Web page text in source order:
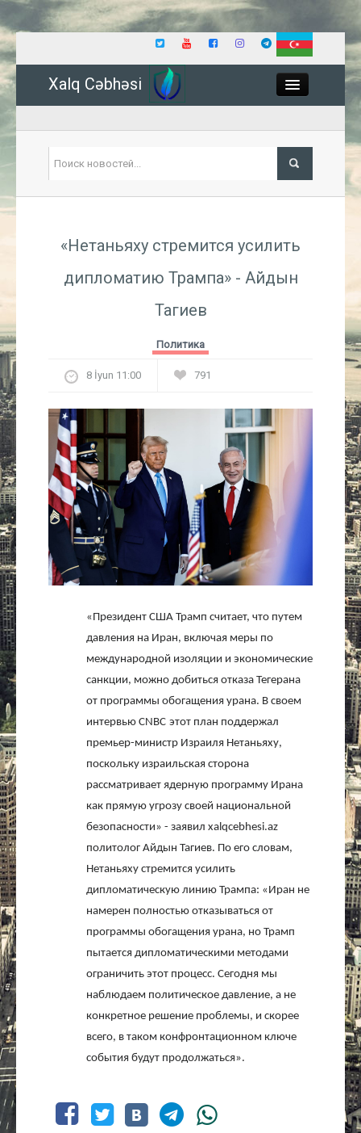
Xalq Cəbhəsi
Экономика
Интервью
Виды спорта
Проект
Литература
Актуально
«Нетаньяху стремится усилить
дипломатию Трампа» - Айдын
Тагиев
Политика
8 İyun 11:00 791
«Президент США Трамп считает, что путем
давления на Иран, включая меры по
международной изоляции и экономические
санкции, можно добиться отказа Тегерана
от программы обогащения урана. В своем
интервью CNBC этот план поддержал
премьер-министр Израиля Нетаньяху,
поскольку израильская сторона
рассматривает ядерную программу Ирана
как прямую угрозу своей национальной
безопасности» - заявил xalqcebhesi.az
политолог Айдын Тагиев. По его словам,
Нетаньяху стремится усилить
дипломатическую линию Трампа: «Иран не
намерен полностью отказываться от
программы обогащения урана, но Трамп
пытается дипломатическими методами
ограничить этот процесс. Сегодня мы
наблюдаем политическое давление, а не
конкретное решение проблемы, и скорее
всего, в таком конфронтационном ключе
события будут продолжаться».